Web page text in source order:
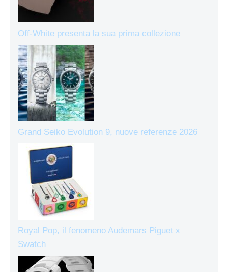
Off-White presenta la sua prima collezione
Grand Seiko Evolution 9, nuove referenze 2026
Royal Pop, il fenomeno Audemars Piguet x
Swatch